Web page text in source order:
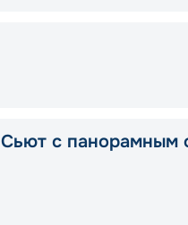
Сьют с панорамным